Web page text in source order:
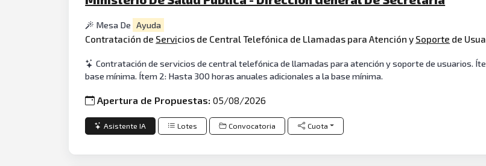
Mesa De Ayuda
Contratación de Servicios de Central Telefónica de Llamadas para Atención y Soporte de
Contratación de servicios de central telefónica de llamadas para atención y soporte de usuarios.
base mínima. Ítem 2: Hasta 300 horas anuales adicionales a la base mínima.
Apertura de Propuestas:05/08/2026
Asistente IA Lotes Convocatoria Cuota